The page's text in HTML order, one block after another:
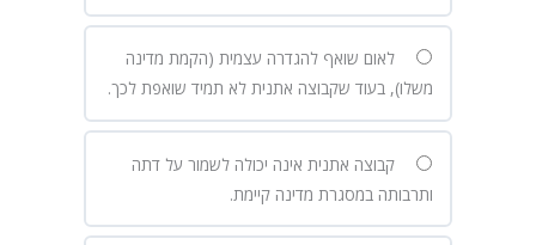
לאום שואף להגדרה עצמית (הקמת מדינה
משלו), בעוד שקבוצה אתנית לא תמיד שואפת לכך.
קבוצה אתנית אינה יכולה לשמור על דתה
ותרבותה במסגרת מדינה קיימת.